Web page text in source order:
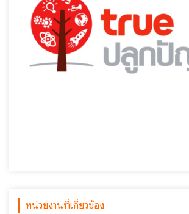
หน่วยงานที่เกี่ยวข้อง